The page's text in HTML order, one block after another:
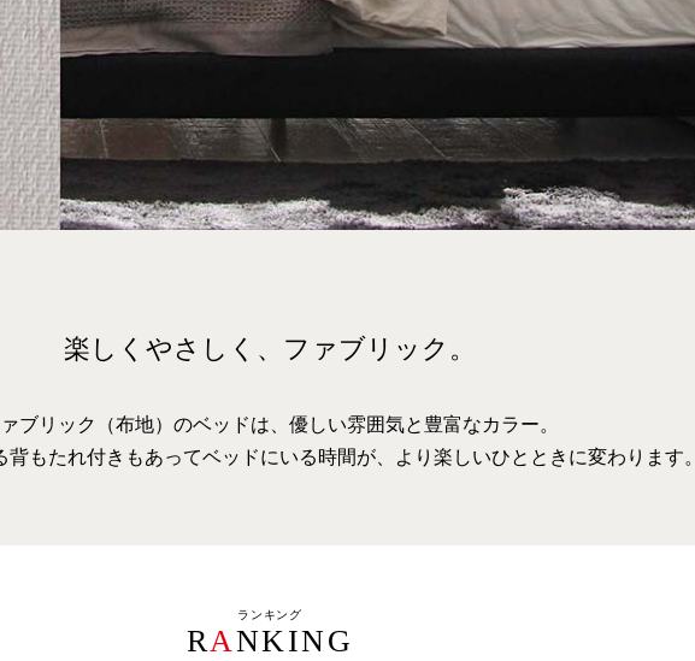
楽しくやさしく、ファブリック。
ブリック（布地）のベッドは、優しい雰囲気と豊富なカラー。
もたれ付きもあってベッドにいる時間が、
より楽しいひとときに変わります。
ランキング
RANKING